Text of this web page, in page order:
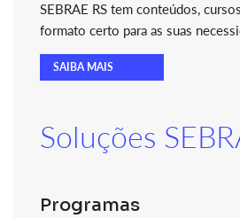
SEBRAE RS tem conteúdos,
formato certo para as suas
SAIBA MAIS
Soluções
Programas